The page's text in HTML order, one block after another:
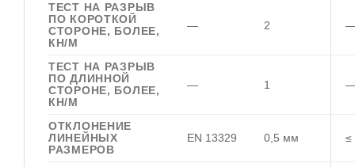
ТЕСТ НА РАЗРЫВ
ПО КОРОТКОЙ
СТОРОНЕ, БОЛЕЕ,
КН/М
— 2
ТЕСТ НА РАЗРЫВ
ПО ДЛИННОЙ
СТОРОНЕ, БОЛЕЕ,
КН/М
— 1
ОТКЛОНЕНИЕ
ЛИНЕЙНЫХ
РАЗМЕРОВ
EN 13329 0,5 мм ≤